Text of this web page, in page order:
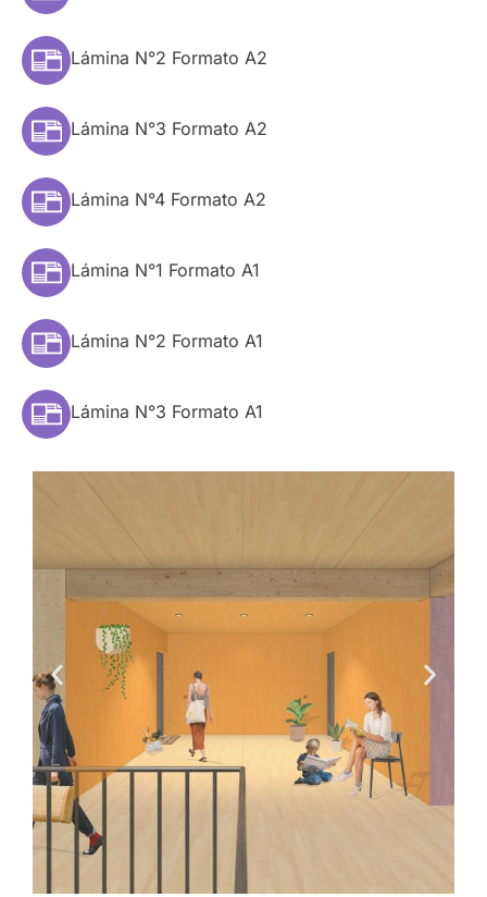
Lámina N°2 Formato A2
Lámina N°3 Formato A2
Lámina N°4 Formato A2
Lámina N°1 Formato A1
Lámina N°2 Formato A1
Lámina N°3 Formato A1